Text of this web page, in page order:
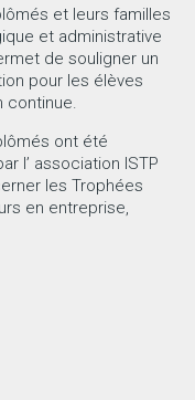
et leurs familles
et administrative
de souligner un
pour les élèves
continue.
ont été
l’ association ISTP
les Trophées
en entreprise,